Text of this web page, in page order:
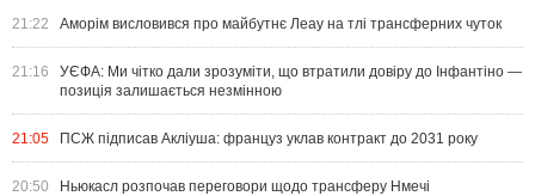
21:22 Аморім висловився про майбутнє Леау на тлі трансферних чуток
21:16
УЄФА: Ми чітко дали зрозуміти, що втратили довіру до Інфантіно —
позиція залишається незмінною
21:05 ПСЖ підписав Акліуша: француз уклав контракт до 2031 року
20:50 Ньюкасл розпочав переговори щодо трансферу Нмечі